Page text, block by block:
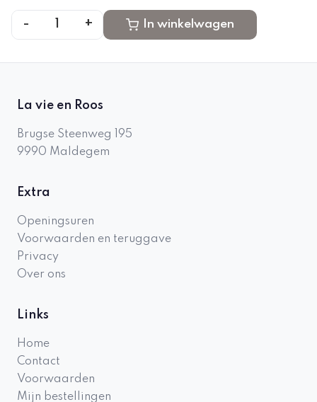
- + In winkelwagen
La vie en Roos
Brugse Steenweg 195
9990 Maldegem
Extra
Openingsuren
Voorwaarden en teruggave
Privacy
Over ons
Links
Home
Contact
Voorwaarden
Mijn bestellingen